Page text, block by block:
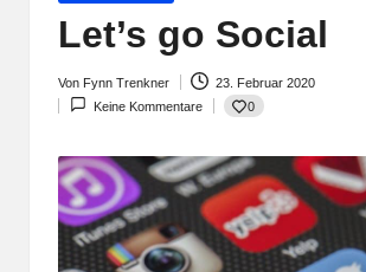
Apple,
Kopfhörern
Let’s go Social
Posted
by
Von Fynn Trenkner
23. Februar 2020
Keine Kommentare
0